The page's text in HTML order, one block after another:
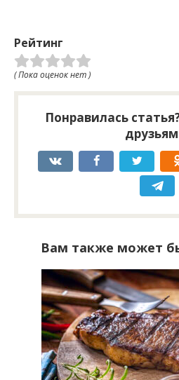
Рейтинг
( Пока оценок нет )
Понравилась
Вам также может